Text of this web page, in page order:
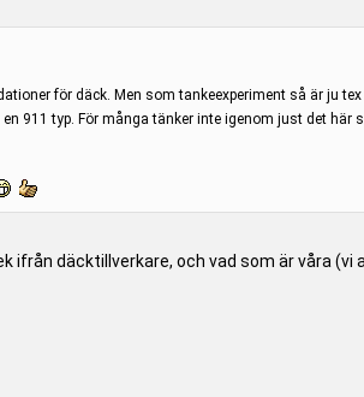
för däck. Men som tankeexperiment så är ju
911 typ. För många tänker inte igenom just det
ifrån däcktillverkare, och vad som är våra